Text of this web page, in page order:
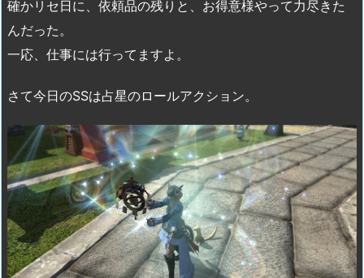
確かリセ日に、依頼品の残りと、お得意様やって力尽きた
んだった。
一応、仕事には行ってますよ。
さて今日のSSは占星のロールアクション。